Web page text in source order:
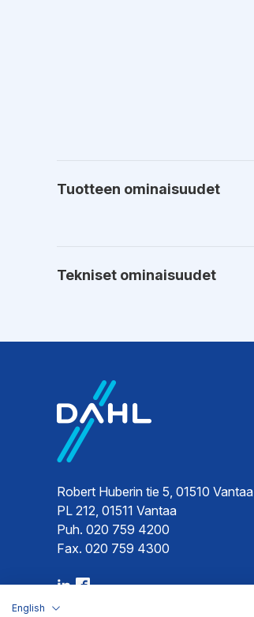
Tuotteen ominaisuudet
Tekniset ominaisuudet
Robert Huberin tie 5, 01510 Vantaa
PL 212, 01511 Vantaa
Puh. 020 759 4200
Fax. 020 759 4300
English